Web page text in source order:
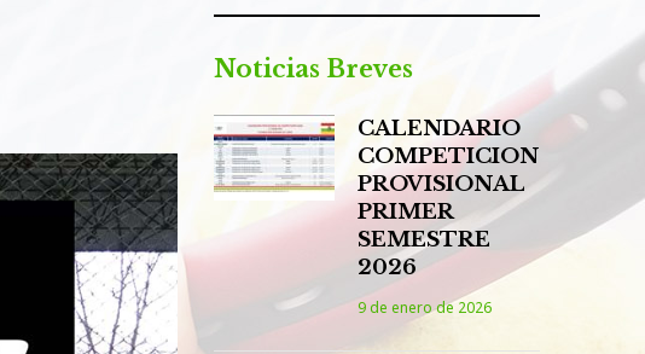
Noticias Breves
CALENDARIO
COMPETICION
PROVISIONAL
PRIMER
SEMESTRE
2026
9 de enero de 2026